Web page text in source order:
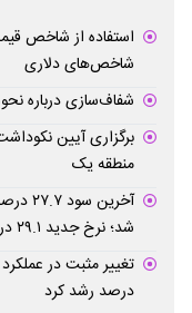
استفاده از شاخص
شاخص‌های دلاری
شفاف‌سازی درباره
برگزاری آیین
منطقه یک
شد؛ نرخ جدید ۲۹.۱ درصد
درصد رشد کرد